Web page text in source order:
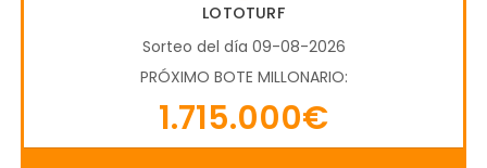
LOTOTURF
Sorteo del día 09-08-2026
PRÓXIMO BOTE MILLONARIO:
1.715.000€